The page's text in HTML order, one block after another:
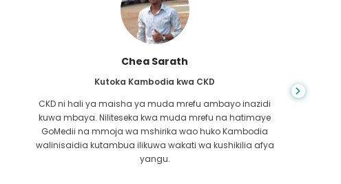
Chea Sarath
Kutoka Kambodia kwa CKD
CKD ni hali ya maisha ya muda mrefu ambayo inazidi
kuwa mbaya. Niliteseka kwa muda mrefu na hatimaye
GoMedii na mmoja wa mshirika wao huko Kambodia
walinisaidia kutambua ilikuwa wakati wa kushikilia afya
yangu.